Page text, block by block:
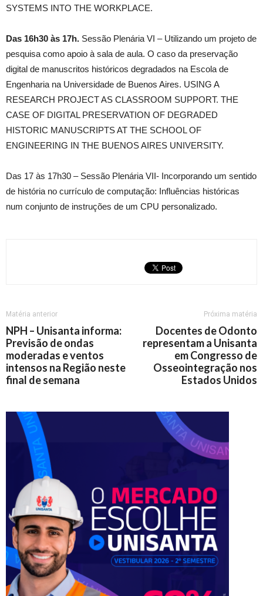
SYSTEMS INTO THE WORKPLACE.
Das 16h30 às 17h. Sessão Plenária VI – Utilizando um projeto de
pesquisa como apoio à sala de aula. O caso da preservação
digital de manuscritos históricos degradados na Escola de
Engenharia na Universidade de Buenos Aires. USING A
RESEARCH PROJECT AS CLASSROOM SUPPORT. THE
CASE OF DIGITAL PRESERVATION OF DEGRADED
HISTORIC MANUSCRIPTS AT THE SCHOOL OF
ENGINEERING IN THE BUENOS AIRES UNIVERSITY.
Das 17 às 17h30 – Sessão Plenária VII- Incorporando um sentido
de história no currículo de computação: Influências históricas
num conjunto de instruções de um CPU personalizado.
Matéria anterior
NPH – Unisanta informa:
Previsão de ondas
moderadas e ventos
intensos na Região neste
final de semana
Próxima matéria
Docentes de Odonto
representam a Unisanta
em Congresso de
Osseointegração nos
Estados Unidos